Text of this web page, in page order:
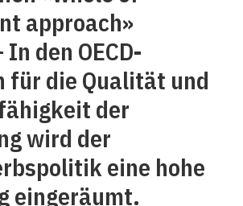
approach»
den OECD-
für die Qualität und
der
wird der
eine hohe
eingeräumt.